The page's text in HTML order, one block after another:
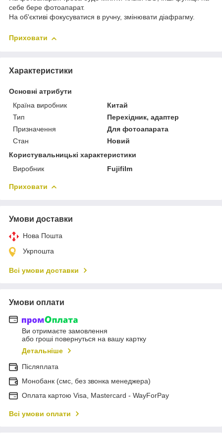
себе бере фотоапарат.
На об'єктиві фокусуватися в ручну, змінювати діафрагму.
Приховати
Характеристики
Основні атрибути
Країна виробник
Китай
Тип
Перехідник, адаптер
Призначення
Для фотоапарата
Стан
Новий
Користувальницькі характеристики
Виробник
Fujifilm
Приховати
Умови доставки
Нова Пошта
Укрпошта
Всі умови доставки
Умови оплати
Ви отримаєте замовлення
або гроші повернуться на вашу картку
Детальніше
Післяплата
Монобанк (смс, без звонка менеджера)
Оплата картою Visa, Mastercard - WayForPay
Всі умови оплати